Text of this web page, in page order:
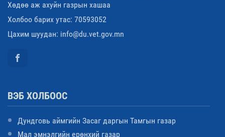
Хөдөө аж ахуйн газрын хашаа
Холбоо барих утас: 70593052
Цахим шуудан: info@du.vet.gov.mn
ВЭБ ХОЛБООС
Дундговь аймгийн Засаг даргын Тамгын газар
Мал эмнэлгийн ерөнхий газар